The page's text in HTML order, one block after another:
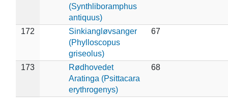
(Synthliboramphus
antiquus)
172
Sinkiangløvsanger
(Phylloscopus
griseolus)
67
173
Rødhovedet
Aratinga (Psittacara
erythrogenys)
68